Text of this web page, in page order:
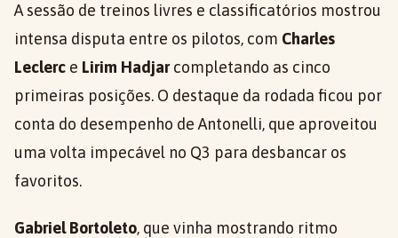
A sessão de treinos livres e classificatórios mostrou
intensa disputa entre os pilotos, com Charles
Leclerc e Lirim Hadjarcompletando as cinco
primeiras posições. O destaque da rodada ficou por
conta do desempenho de Antonelli, que aproveitou
uma volta impecável no Q3 para desbancar os
favoritos.
Gabriel Bortoleto, que vinha mostrando ritmo